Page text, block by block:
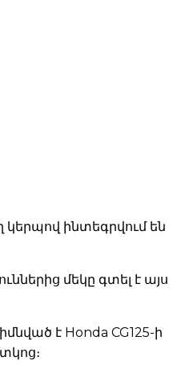
ինտեգրվում են
մեկը գտել է այս
է Honda CG125-ի